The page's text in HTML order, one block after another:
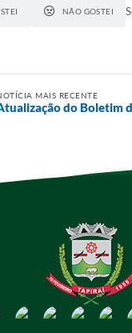
NÃO GOSTEI
MAIS RECENTE
do Boletim